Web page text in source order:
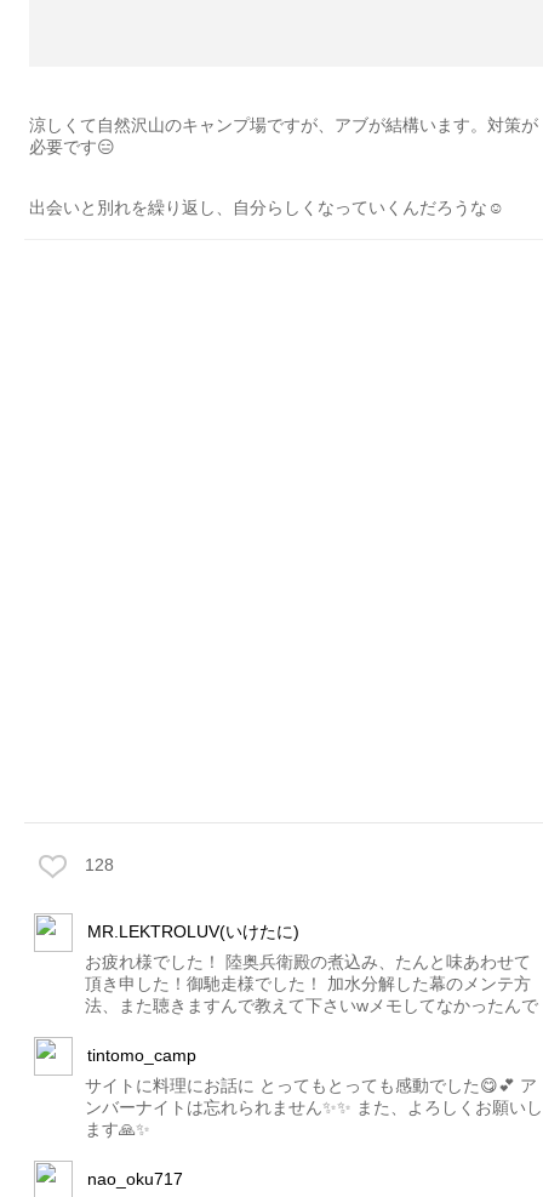
涼しくて自然沢山のキャンプ場ですが、アブが結構います。対策が
必要です😑
出会いと別れを繰り返し、自分らしくなっていくんだろうな☺️
128
MR.LEKTROLUV(いけたに)
お疲れ様でした！ 陸奥兵衛殿の煮込み、たんと味あわせて
頂き申した！御馳走様でした！ 加水分解した幕のメンテ方
法、また聴きますんで教えて下さいwメモしてなかったんで
tintomo_camp
サイトに料理にお話に とってもとっても感動でした😋💕 ア
ンバーナイトは忘れられません✨✨ また、よろしくお願いし
ます🙏✨
nao_oku717